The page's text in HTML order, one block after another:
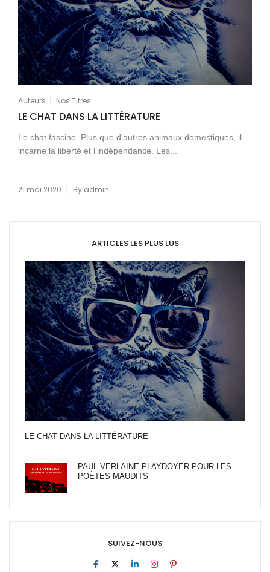
Auteurs | Nos Titres
LE CHAT DANS LA LITTÉRATURE
Le chat fascine. Plus que d’autres animaux domestiques, il
incarne la liberté et l’indépendance. Les...
21 mai 2020 | By admin
ARTICLES LES PLUS LUS
LE CHAT DANS LA LITTÉRATURE
PAUL VERLAINE PLAYDOYER POUR LES
POÈTES MAUDITS
SUIVEZ-NOUS